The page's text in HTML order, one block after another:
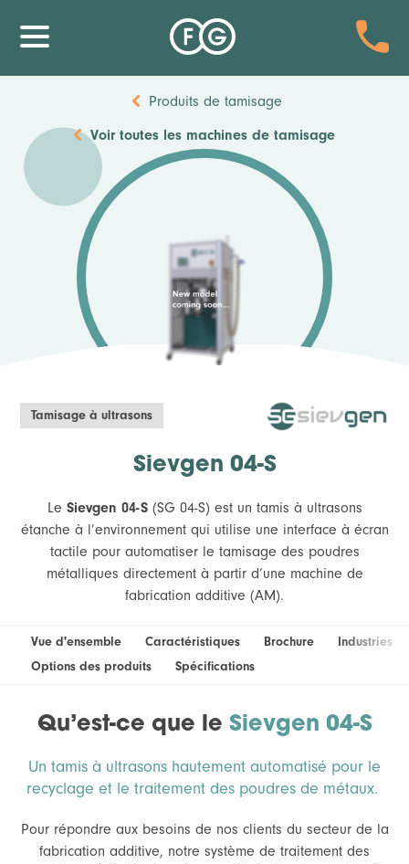
Produits de tamisage
Voir toutes les machines de tamisage
Tamisage à ultrasons
Sievgen 04-S
Le Sievgen 04-S(SG 04-S) est un tamis à ultrasons
étanche à l’environnement qui utilise une interface à écran
tactile pour automatiser le tamisage des poudres
métalliques directement à partir d’une machine de
fabrication additive (AM).
Vue d'ensemble Caractéristiques Brochure
Industries
Options des produits
Spécifications
Qu’est-ce que le Sievgen 04-S
Un tamis à ultrasons hautement automatisé pour le
recyclage et le traitement des poudres de métaux.
Pour répondre aux besoins de nos clients du secteur de la
fabrication additive, notre système de traitement des